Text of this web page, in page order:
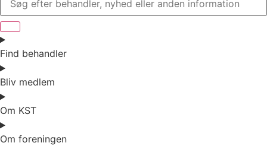
Find behandler
Bliv medlem
Om KST
Om foreningen